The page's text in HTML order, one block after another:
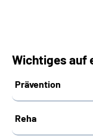
Wichtiges auf
Prävention
Reha